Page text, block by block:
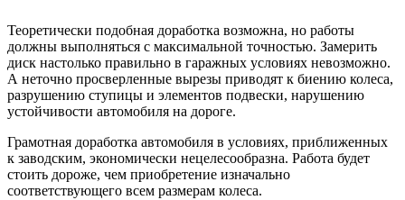
Теоретически подобная доработка возможна, но работы
должны выполняться с максимальной точностью. Замерить
диск настолько правильно в гаражных условиях невозможно.
А неточно просверленные вырезы приводят к биению колеса,
разрушению ступицы и элементов подвески, нарушению
устойчивости автомобиля на дороге.
Грамотная доработка автомобиля в условиях, приближенных
к заводским, экономически нецелесообразна. Работа будет
стоить дороже, чем приобретение изначально
соответствующего всем размерам колеса.